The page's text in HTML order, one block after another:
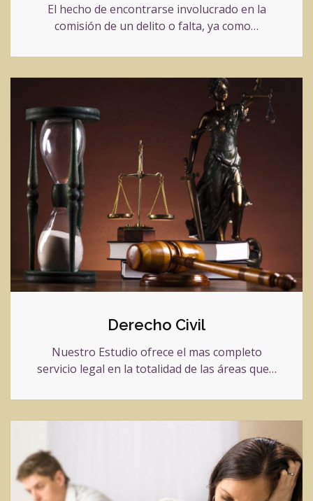
El hecho de encontrarse involucrado en la
comisión de un delito o falta, ya como…
Derecho Civil
Nuestro Estudio ofrece el mas completo
servicio legal en la totalidad de las áreas que…